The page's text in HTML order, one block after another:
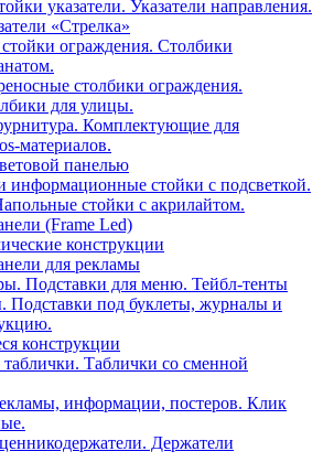
указатели. Указатели направления.
«Стрелка»
ограждения. Столбики
столбики ограждения.
для улицы.
Комплектующие для
материалов.
панелью
информационные стойки с подсветкой.
стойки с акрилайтом.
(Frame Led)
конструкции
для рекламы
Подставки для меню. Тейбл-тенты
Подставки под буклеты, журналы и
конструкции
Таблички со сменной
информации, постеров. Клик
Держатели